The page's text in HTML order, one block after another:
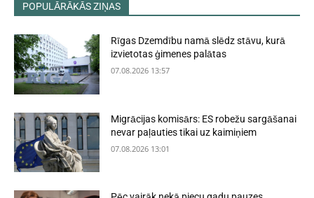
POPULĀRĀKĀS ZIŅAS
Rīgas Dzemdību namā slēdz stāvu, kurā
izvietotas ģimenes palātas
07.08.2026 13:57
Migrācijas komisārs: ES robežu sargāšanai
nevar paļauties tikai uz kaimiņiem
07.08.2026 13:01